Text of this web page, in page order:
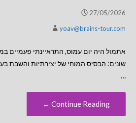
27/05/2026
yoav@brains-tour.com
אתמול היה יום עמוס, התראיינתי פעמיים
שונים: הבסיס המוחי של יצירתיות והשבת
…
Continue Reading ←